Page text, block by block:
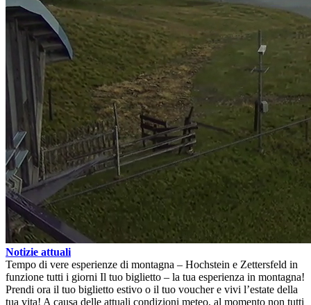
Notizie attuali
Tempo di vere esperienze di montagna – Hochstein e Zettersfeld in
funzione tutti i giorni Il tuo biglietto – la tua esperienza in montagna!
Prendi ora il tuo biglietto estivo o il tuo voucher e vivi l’estate della
tua vita! A causa delle attuali condizioni meteo, al momento non tutti